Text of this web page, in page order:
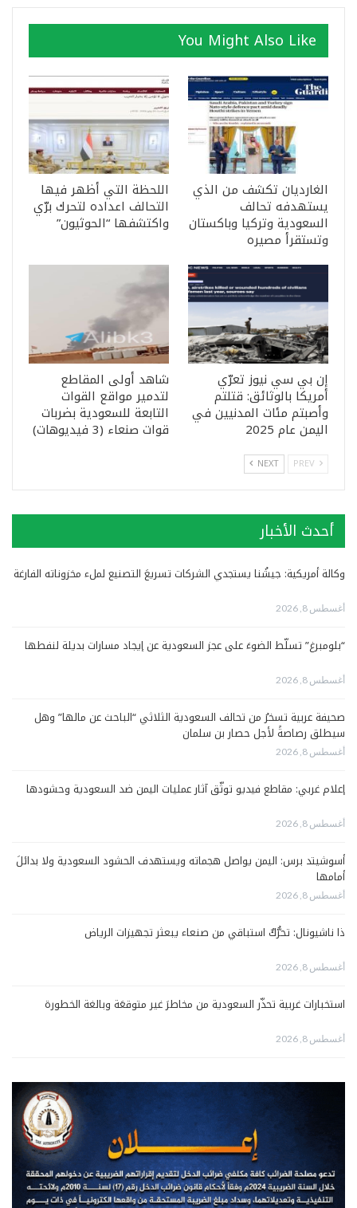
You Might Also Like
الغارديان تكشف من الذي
يستهدفه تحالف
السعودية وتركيا وباكستان
وتستقرأ مصيره
اللحظة التي أظهر فيها
التحالف اعداده لتحرك برّي
واكتشفها “الحوثيون”
إن بي سي نيوز تعرّي
أمريكا بالوثائق: قتلتم
وأصبتم مئات المدنيين في
اليمن عام 2025
شاهد أولى المقاطع
لتدمير مواقع القوات
التابعة للسعودية بضربات
قوات صنعاء (3 فيديوهات)
NEXT
أحدث الأخبار
وكالة أمريكية: جيشُنا يستجدي الشركات تسريعَ التصنيع لملء مخزوناته الفارغة
أغسطس 8, 2026
“بلومبرغ” تسلّط الضوءَ على عجز السعودية عن إيجاد مسارات بديلة لنفطها
أغسطس 8, 2026
صحيفة عربية تسخرُ من تحالف السعودية الثلاثي “الباحث عن مالها” وهل
سيطلق رصاصةً لأجل حصار بن سلمان
أغسطس 8, 2026
إعلام غربي: مقاطع فيديو توثّق آثار عمليات اليمن ضد السعودية وحشودها
أغسطس 8, 2026
أسوشيتد برس: اليمن يواصل هجماته ويستهدف الحشود السعودية ولا بدائلَ
أمامها
أغسطس 8, 2026
ذا ناشيونال: تحرُّكٌ استباقي من صنعاء يبعثر تجهيزات الرياض
أغسطس 8, 2026
استخبارات غربية تحذّر السعودية من مخاطرَ غير متوقعَة وبالغة الخطورة
أغسطس 8, 2026